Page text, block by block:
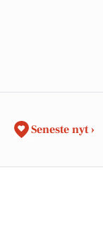
Seneste nyt ›